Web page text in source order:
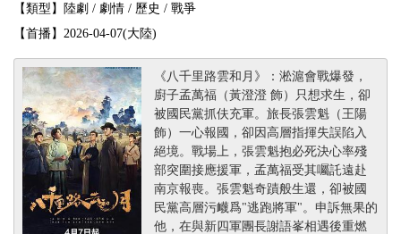
【類型】陸劇 / 劇情 / 歷史 / 戰爭
【首播】2026-04-07(大陸)
《八千里路雲和月》：淞滬會戰爆發，
廚子孟萬福（黃澄澄 飾）只想求生，卻
被國民黨抓伕充軍。旅長張雲魁（王陽
飾）一心報國，卻因高層指揮失誤陷入
絕境。戰場上，張雲魁抱必死決心率殘
部突圍接應援軍，孟萬福受其囑託遠赴
南京報喪。張雲魁奇蹟般生還，卻被國
民黨高層污衊爲"逃跑將軍"。申訴無果的
他，在與新四軍團長謝語峯相遇後重燃